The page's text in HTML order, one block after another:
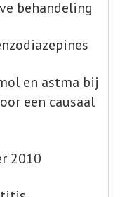
behandeling
en astma bij
een causaal
2010